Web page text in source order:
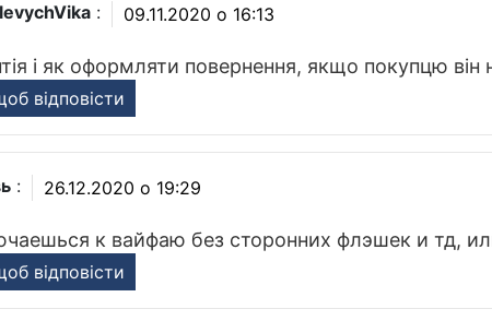
: 09.11.2020 о 16:13
і як оформляти повернення, якщо покупцю він
відповісти
: 26.12.2020 о 19:29
к вайфаю без сторонних флэшек и тд,
відповісти